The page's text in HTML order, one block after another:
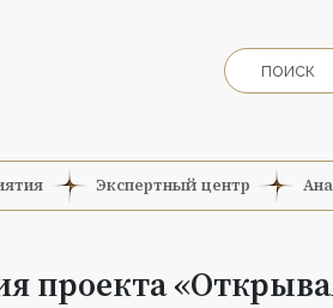
Экспертный центр
проекта